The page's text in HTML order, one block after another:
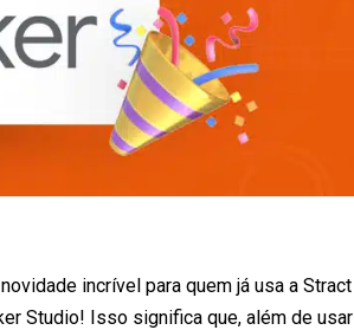
incrível para quem já usa a Stract
Studio! Isso significa que, além de usar